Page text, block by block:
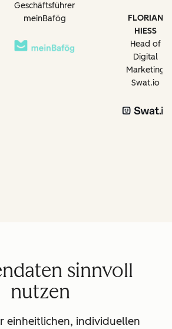
Geschäftsführer
meinBafög
FLORIAN
HIESS
Head of
Digital
Marketing
Swat.io
sinnvoll
nutzen
einheitlichen, individuellen